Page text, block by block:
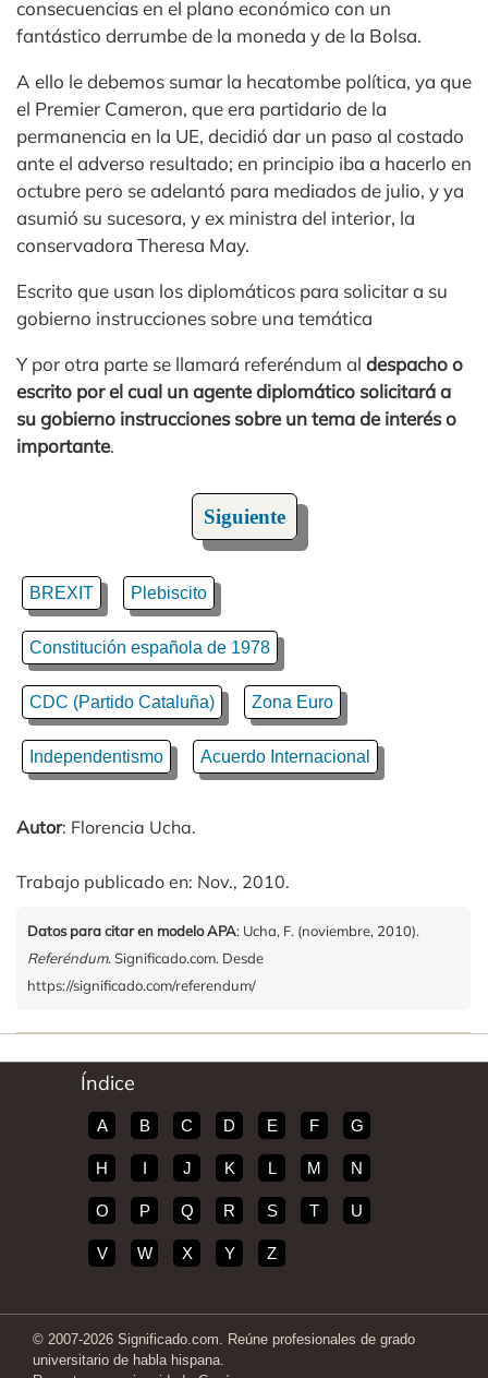
consecuencias en el plano económico con un
fantástico derrumbe de la moneda y de la Bolsa.
A ello le debemos sumar la hecatombe política, ya que
el Premier Cameron, que era partidario de la
permanencia en la UE, decidió dar un paso al costado
ante el adverso resultado; en principio iba a hacerlo en
octubre pero se adelantó para mediados de julio, y ya
asumió su sucesora, y ex ministra del interior, la
conservadora Theresa May.
Escrito que usan los diplomáticos para solicitar a su
gobierno instrucciones sobre una temática
Y por otra parte se llamará referéndum al despacho o
escrito por el cual un agente diplomático solicitará a
su gobierno instrucciones sobre un tema de interés o
importante.
Siguiente
BREXIT Plebiscito
Constitución española de 1978
CDC (Partido Cataluña) Zona Euro
Independentismo Acuerdo Internacional
Autor: Florencia Ucha.
Trabajo publicado en: Nov., 2010.
Datos para citar en modelo APA: Ucha, F. (noviembre, 2010).
Referéndum. Significado.com. Desde
https://significado.com/referendum/
Índice
A B C D E F G
H I J K L M N
O P Q R S T U
V W X Y Z
© 2007-2026 Significado.com. Reúne profesionales de grado
universitario de habla hispana.